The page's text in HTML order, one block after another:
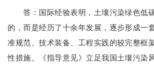
答：国际经验表明，土壤污染绿色低
的，而是经历了十余年发展，逐步形成一
准规范、技术装备、工程实践的较完整框
性措施。《指导意见》立足我国土壤污染